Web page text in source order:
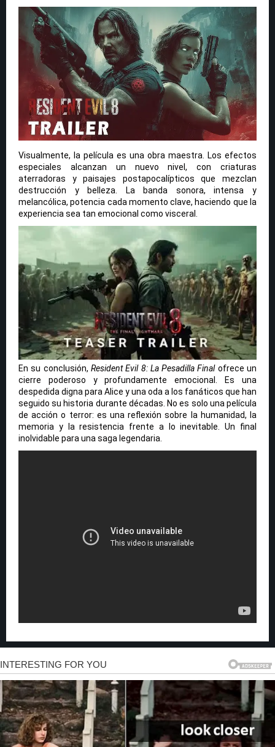
Visualmente, la película es una obra maestra. Los efectos
especiales alcanzan un nuevo nivel, con criaturas
aterradoras y paisajes postapocalípticos que mezclan
destrucción y belleza. La banda sonora, intensa y
melancólica, potencia cada momento clave, haciendo que la
experiencia sea tan emocional como visceral.
En su conclusión, Resident Evil 8: La Pesadilla Finalofrece un
cierre poderoso y profundamente emocional. Es una
despedida digna para Alice y una oda a los fanáticos que han
seguido su historia durante décadas. No es solo una película
de acción o terror: es una reflexión sobre la humanidad, la
memoria y la resistencia frente a lo inevitable. Un final
inolvidable para una saga legendaria.